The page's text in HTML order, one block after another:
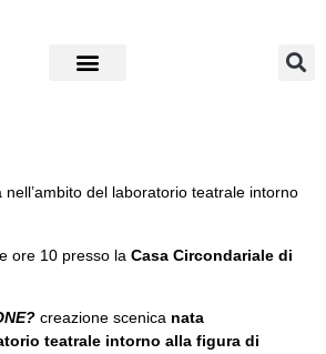
del laboratorio teatrale intorno
ore 10 presso la Casa Circondariale di
creazione scenica nata
teatrale intorno alla figura di